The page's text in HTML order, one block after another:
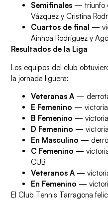
Semifinales — triunfo
Vázquez y Cristina
Cuartos de final —
Ainhoa ​​Rodríguez y
Resultados de la Liga
Los equipos del club
la jornada liguera:
Veteranas A —
E Femenino — victoria
B Femenino — victoria
D Femenino — victoria
En Masculino —
C Femenino —
CUB
Veteranos A —
En Femenino —
El Club Tennis Tarragona